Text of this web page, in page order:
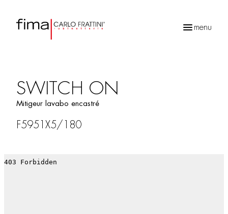
menu
SWITCH ON
Mitigeur lavabo encastré
F5951X5/180